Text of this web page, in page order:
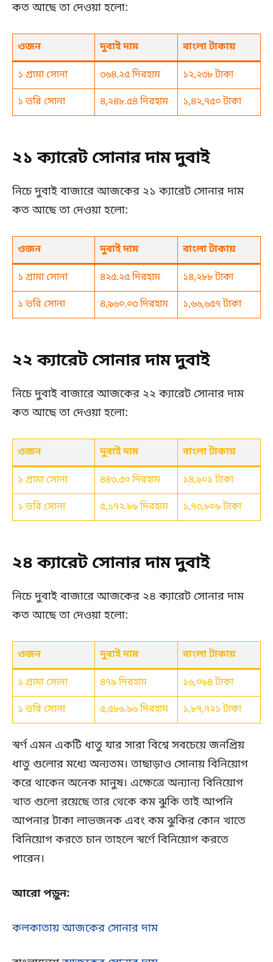
কত আছে তা দেওয়া হলো:
ওজন দুবাই দাম বাংলা টাকায়
১ গ্রামা সোনা ৩৬৪.২৫ দিরহাম
১২,২৩৮ টাকা
১ ভরি সোনা
৪,২৪৮.৫৪ দিরহাম ১,৪২,৭৫০ টাকা
২১ ক্যারেট সোনার দাম দুবাই
নিচে দুবাই বাজারে আজকের ২১ ক্যারেট সোনার দাম
কত আছে তা দেওয়া হলো:
ওজন দুবাই দাম বাংলা টাকায়
১ গ্রামা সোনা ৪২৫.২৫ দিরহাম
১৪,২৮৮ টাকা
১ ভরি সোনা
৪,৯৬০.০৩ দিরহাম ১,৬৬,৬৫৭ টাকা
২২ ক্যারেট সোনার দাম দুবাই
নিচে দুবাই বাজারে আজকের ২২ ক্যারেট সোনার দাম
কত আছে তা দেওয়া হলো:
ওজন দুবাই দাম বাংলা টাকায়
১ গ্রামা সোনা ৪৪৩.৫০ দিরহাম
১৪,৯০১ টাকা
১ ভরি সোনা
৫,১৭২.৮৯ দিরহাম ১,৭৩,৮০৯ টাকা
২৪ ক্যারেট সোনার দাম দুবাই
নিচে দুবাই বাজারে আজকের ২৪ ক্যারেট সোনার দাম
কত আছে তা দেওয়া হলো:
ওজন দুবাই দাম বাংলা টাকায়
১ গ্রামা সোনা ৪৭৯ দিরহাম
১৬,০৯৪ টাকা
১ ভরি সোনা
৫,৫৮৬.৯৬ দিরহাম ১,৮৭,৭২১ টাকা
স্বর্ণ এমন একটি ধাতু যার সারা বিশ্বে সবচেয়ে জনপ্রিয়
ধাতু গুলোর মধ্যে অন্যতম। তাছাড়াও সোনায় বিনিয়োগ
করে থাকেন অনেক মানুষ। এক্ষেত্রে অন্যান্য বিনিয়োগ
খাত গুলো রয়েছে তার থেকে কম ঝুকি তাই আপনি
আপনার টাকা লাভজনক এবং কম ঝুকির কোন খাতে
বিনিয়োগ করতে চান তাহলে স্বর্ণে বিনিয়োগ করতে
পারেন।
আরো পড়ুন:
কলকাতায় আজকের সোনার দাম